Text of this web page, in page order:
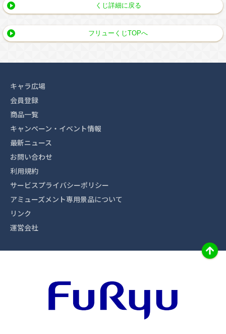
くじ詳細に戻る
フリューくじTOPへ
キャラ広場
会員登録
商品一覧
キャンペーン・イベント情報
最新ニュース
お問い合わせ
利用規約
サービスプライバシーポリシー
アミューズメント専用景品について
リンク
運営会社